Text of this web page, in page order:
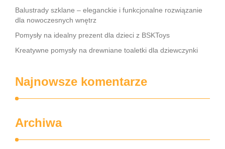
Balustrady szklane – eleganckie i funkcjonalne rozwiązanie
dla nowoczesnych wnętrz
Pomysły na idealny prezent dla dzieci z BSKToys
Kreatywne pomysły na drewniane toaletki dla dziewczynki
Najnowsze komentarze
Archiwa